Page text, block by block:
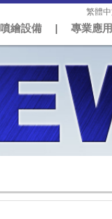
繁體
噴繪設備| 專業應用